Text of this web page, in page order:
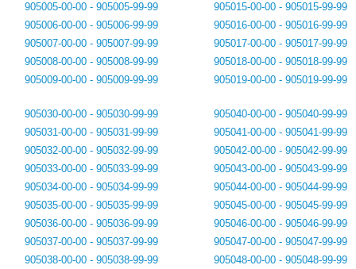
905005-00-00 - 905005-99-99
905006-00-00 - 905006-99-99
905007-00-00 - 905007-99-99
905008-00-00 - 905008-99-99
905009-00-00 - 905009-99-99
905015-00-00 - 905015-99-99
905016-00-00 - 905016-99-99
905017-00-00 - 905017-99-99
905018-00-00 - 905018-99-99
905019-00-00 - 905019-99-99
905030-00-00 - 905030-99-99
905031-00-00 - 905031-99-99
905032-00-00 - 905032-99-99
905033-00-00 - 905033-99-99
905034-00-00 - 905034-99-99
905035-00-00 - 905035-99-99
905036-00-00 - 905036-99-99
905037-00-00 - 905037-99-99
905038-00-00 - 905038-99-99
905040-00-00 - 905040-99-99
905041-00-00 - 905041-99-99
905042-00-00 - 905042-99-99
905043-00-00 - 905043-99-99
905044-00-00 - 905044-99-99
905045-00-00 - 905045-99-99
905046-00-00 - 905046-99-99
905047-00-00 - 905047-99-99
905048-00-00 - 905048-99-99